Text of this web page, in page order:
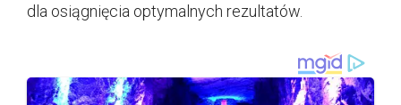
dla osiągnięcia optymalnych rezultatów.